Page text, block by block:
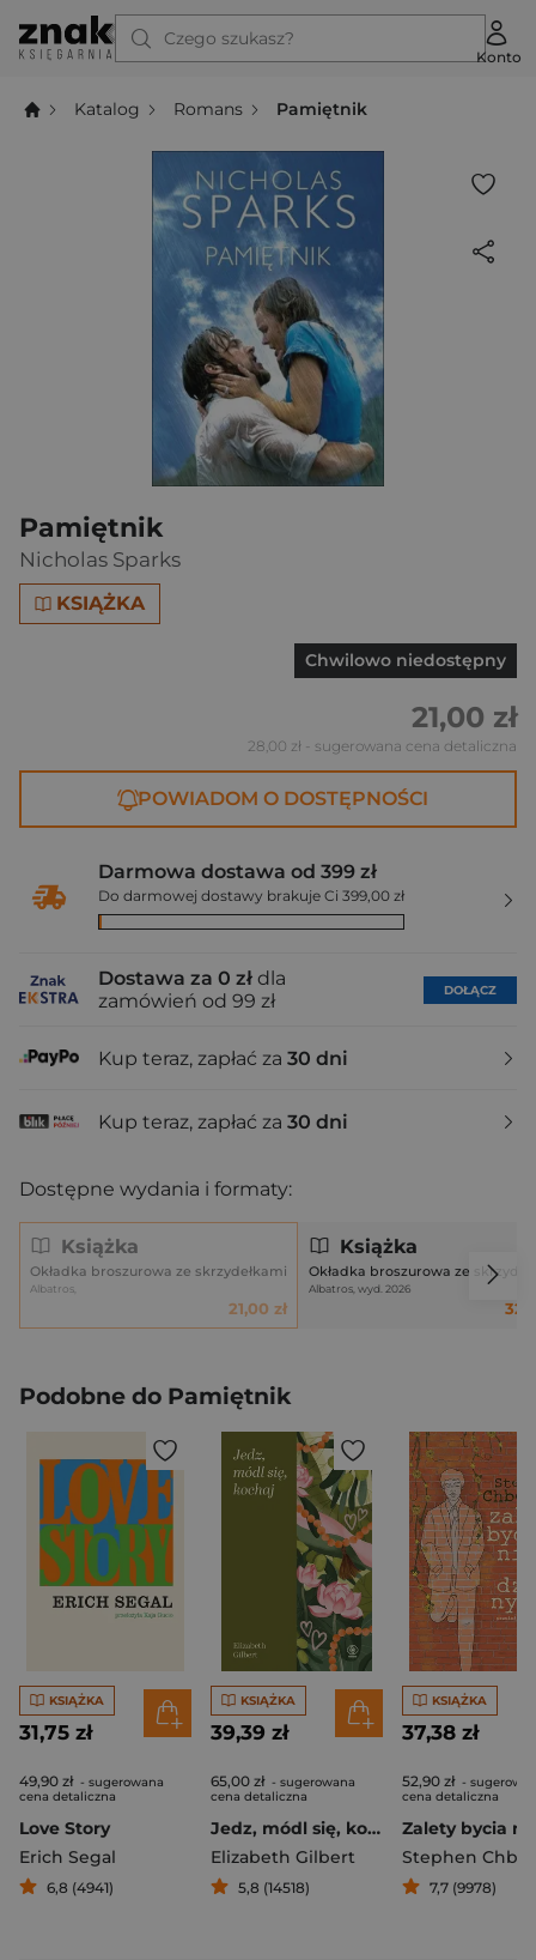
Czego szukasz?
Konto
Katalog Romans Pamiętnik
Pamiętnik
Nicholas Sparks
KSIĄŻKA
Chwilowo niedostępny
21,00 zł
28,00 zł - sugerowana cena detaliczna
POWIADOM O DOSTĘPNOŚCI
Darmowa dostawa od 399 zł
Do darmowej dostawy brakuje Ci 399,00 zł
Dostawa za 0 zł dla
zamówień od 99 zł
DOŁĄCZ
Kup teraz, zapłać za 30 dni
Kup teraz, zapłać za 30 dni
Dostępne wydania i formaty:
Książka
Okładka broszurowa ze skrzydełkami
Albatros,
21,00 zł
Książka
Okładka broszurowa ze
Albatros, wyd. 2026
Podobne do Pamiętnik
KSIĄŻKA
31,75 zł
49,90 zł - sugerowana
cena detaliczna
Love Story
Erich Segal
6,8 (4941)
KSIĄŻKA
39,39 zł
65,00 zł - sugerowana
cena detaliczna
Jedz, módl się, kochaj
Elizabeth Gilbert
5,8 (14518)
KSIĄŻKA
37,38 zł
52,90 zł -
cena detaliczna
Stephen
7,7 (9978)